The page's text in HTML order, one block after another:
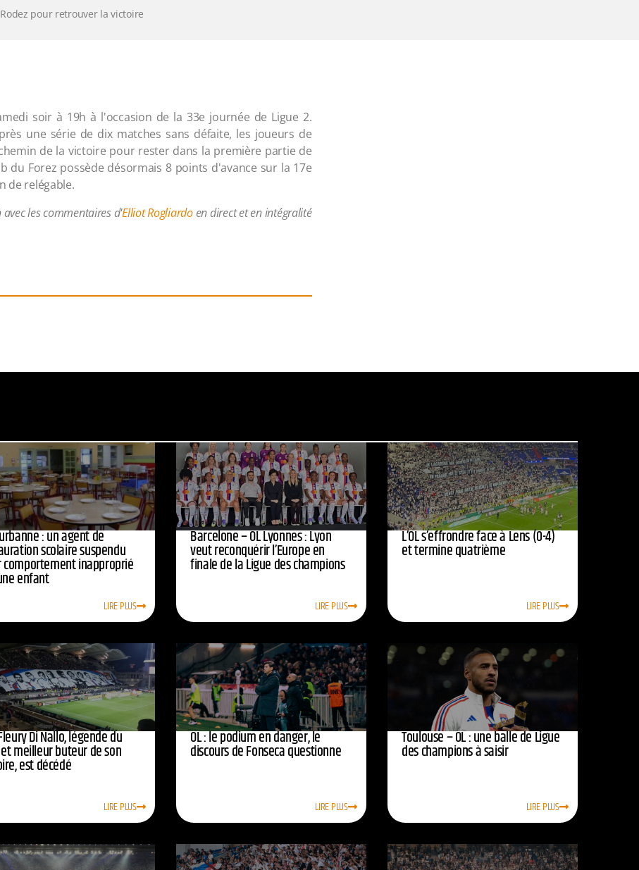
Rodez pour retrouver la victoire
soir à 19h à l'occasion de la 33e journée de Ligue 2.
une série de dix matches sans défaite, les joueurs de
de la victoire pour rester dans la première partie de
du Forez possède désormais 8 points d'avance sur la 17e
de relégable.
avec les commentaires d'Elliot Rogliardoen direct et en intégralité
: un agent de
scolaire suspendu
comportement inapproprié
enfant
LIRE PLUS
Barcelone – OL Lyonnes : Lyon
veut reconquérir l’Europe en
finale de la Ligue des champions
LIRE PLUS
L’OL s’effrondre face à Lens (0-4)
et termine quatrième
LIRE PLUS
Di Nallo, légende du
meilleur buteur de son
est décédé
LIRE PLUS
OL : le podium en danger, le
discours de Fonseca questionne
LIRE PLUS
Toulouse – OL : une balle de Ligue
des champions à saisir
LIRE PLUS